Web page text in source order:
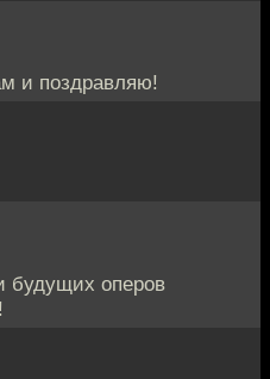
и поздравляю!
оперов